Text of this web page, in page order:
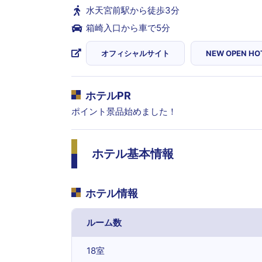
水天宮前駅から徒歩3分
箱崎入口から車で5分
オフィシャルサイト NEW OPEN
ホテルPR
ポイント景品始めました！
ホテル基本情報
ホテル情報
ルーム数
18室